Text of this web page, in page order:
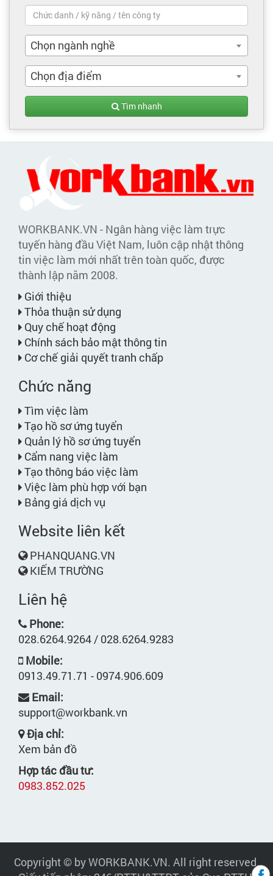
Chọn ngành nghề
Chọn địa điểm
Tìm nhanh
WORKBANK.VN - Ngân hàng việc làm trực
tuyến hàng đầu Việt Nam, luôn cập nhật thông
tin việc làm mới nhất trên toàn quốc, được
thành lập năm 2008.
Giới thiệu
Thỏa thuận sử dụng
Quy chế hoạt động
Chính sách bảo mật thông tin
Cơ chế giải quyết tranh chấp
Chức năng
Tìm việc làm
Tạo hồ sơ ứng tuyển
Quản lý hồ sơ ứng tuyển
Cẩm nang việc làm
Tạo thông báo việc làm
Việc làm phù hợp với bạn
Bảng giá dịch vụ
Website liên kết
PHANQUANG.VN
KIẾM TRƯỜNG
Liên hệ
Phone:
028.6264.9264 / 028.6264.9283
Mobile:
0913.49.71.71 - 0974.906.609
Email:
support@workbank.vn
Địa chỉ:
Xem bản đồ
Hợp tác đầu tư:
0983.852.025
Copyright © by WORKBANK.VN. All right reserved.